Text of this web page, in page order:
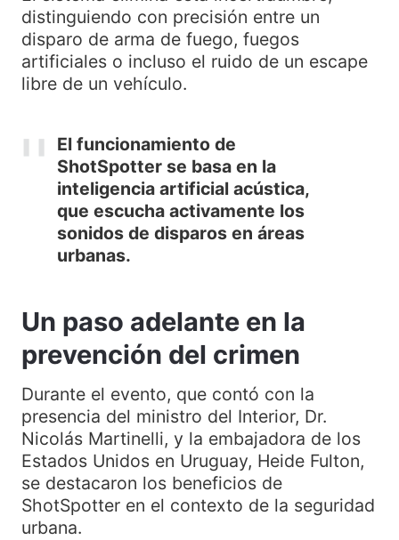
distinguiendo con precisión entre un
disparo de arma de fuego, fuegos
artificiales o incluso el ruido de un escape
libre de un vehículo.
El funcionamiento de
ShotSpotter se basa en la
inteligencia artificial acústica,
que escucha activamente los
sonidos de disparos en áreas
urbanas.
Un paso adelante en la
prevención del crimen
Durante el evento, que contó con la
presencia del ministro del Interior, Dr.
Nicolás Martinelli, y la embajadora de los
Estados Unidos en Uruguay, Heide Fulton,
se destacaron los beneficios de
ShotSpotter en el contexto de la seguridad
urbana.